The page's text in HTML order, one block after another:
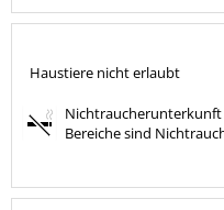
Haustiere nicht erlaubt
Bereiche sind